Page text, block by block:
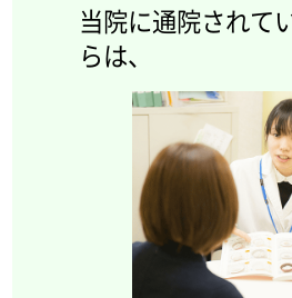
当院に通院されて
らは、